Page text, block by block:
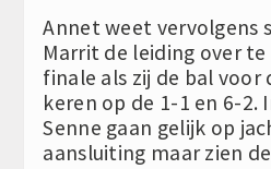
Annet weet vervolgens
Marrit de leiding over
finale als zij de bal voor
keren op de 1-1 en 6-2.
Senne gaan gelijk op
aansluiting maar zien